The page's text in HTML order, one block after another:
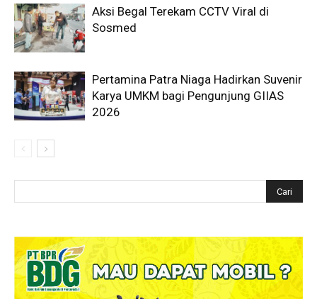
Aksi Begal Terekam CCTV Viral di
Sosmed
Pertamina Patra Niaga Hadirkan Suvenir
Karya UMKM bagi Pengunjung GIIAS
2026